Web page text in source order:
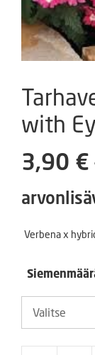
with
3,90 €
Verbena x